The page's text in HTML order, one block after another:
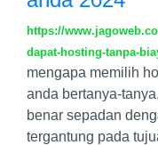
https://
dapat-hosting-tanpa-
mengapa memilih
anda bertanya-
benar sepadan
tergantung pada